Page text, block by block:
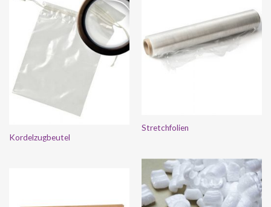
Stretchfolien
Kordelzugbeutel